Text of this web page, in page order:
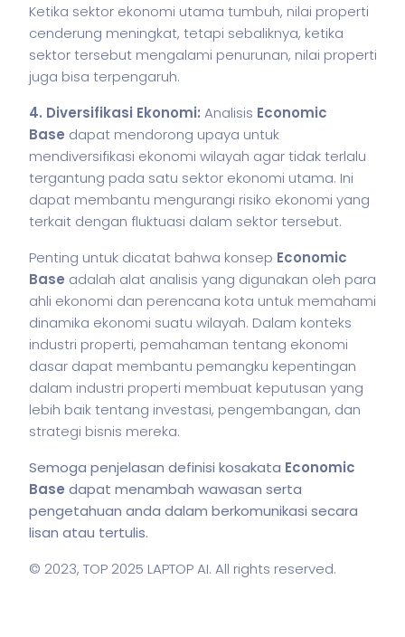
Ketika sektor ekonomi utama tumbuh, nilai properti
cenderung meningkat, tetapi sebaliknya, ketika
sektor tersebut mengalami penurunan, nilai properti
juga bisa terpengaruh.
4. Diversifikasi Ekonomi: Analisis Economic
Base dapat mendorong upaya untuk
mendiversifikasi ekonomi wilayah agar tidak terlalu
tergantung pada satu sektor ekonomi utama. Ini
dapat membantu mengurangi risiko ekonomi yang
terkait dengan fluktuasi dalam sektor tersebut.
Penting untuk dicatat bahwa konsep Economic
Base adalah alat analisis yang digunakan oleh para
ahli ekonomi dan perencana kota untuk memahami
dinamika ekonomi suatu wilayah. Dalam konteks
industri properti, pemahaman tentang ekonomi
dasar dapat membantu pemangku kepentingan
dalam industri properti membuat keputusan yang
lebih baik tentang investasi, pengembangan, dan
strategi bisnis mereka.
Semoga penjelasan definisi kosakata Economic
Base dapat menambah wawasan serta
pengetahuan anda dalam berkomunikasi secara
lisan atau tertulis.
© 2023, TOP 2025 LAPTOP AI. All rights reserved.